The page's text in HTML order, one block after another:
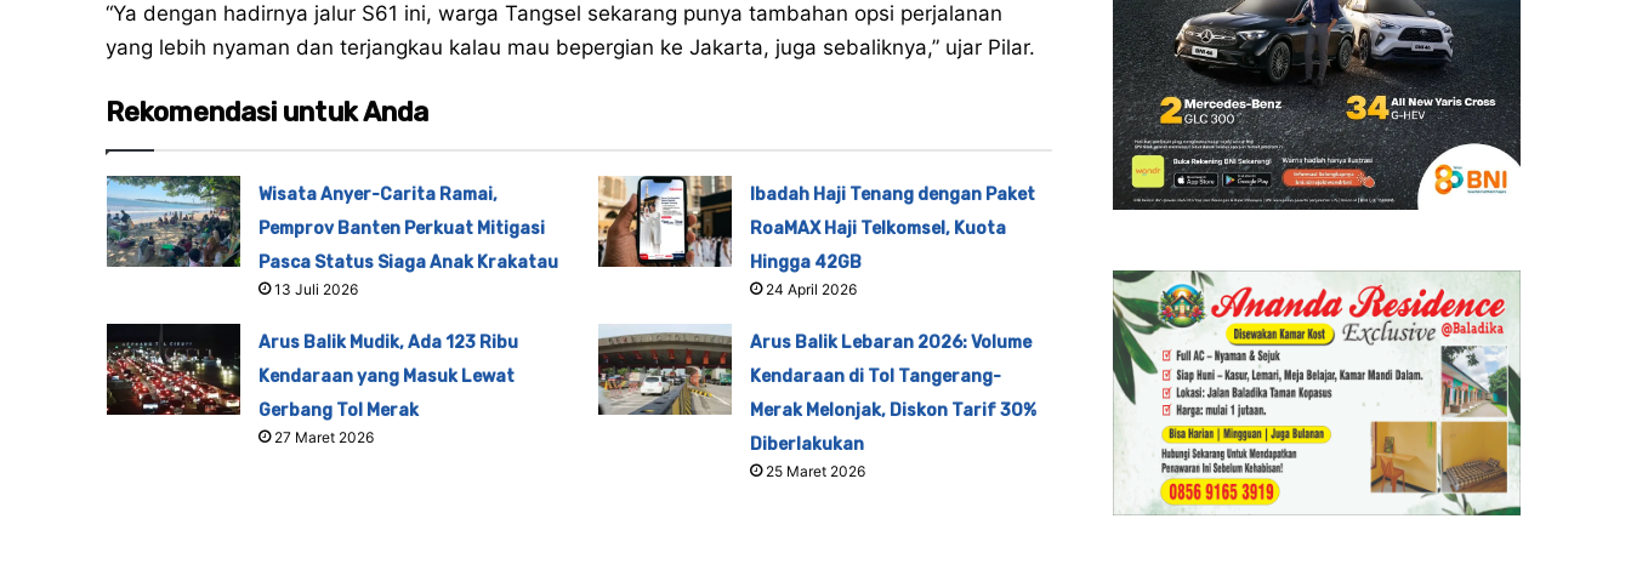
“Ya dengan hadirnya jalur S61 ini, warga Tangsel sekarang punya tambahan opsi perjalanan
yang lebih nyaman dan terjangkau kalau mau bepergian ke Jakarta, juga sebaliknya,” ujar Pilar.
Rekomendasi untuk Anda
Wisata Anyer-Carita Ramai,
Pemprov Banten Perkuat Mitigasi
Pasca Status Siaga Anak Krakatau
13 Juli 2026
Ibadah Haji Tenang dengan Paket
RoaMAX Haji Telkomsel, Kuota
Hingga 42GB
24 April 2026
Arus Balik Mudik, Ada 123 Ribu
Kendaraan yang Masuk Lewat
Gerbang Tol Merak
27 Maret 2026
Arus Balik Lebaran 2026: Volume
Kendaraan di Tol Tangerang-
Merak Melonjak, Diskon Tarif 30%
Diberlakukan
25 Maret 2026